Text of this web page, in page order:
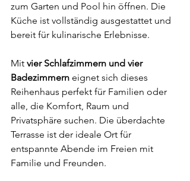
zum Garten und Pool hin öffnen. Die
Küche ist vollständig ausgestattet und
bereit für kulinarische Erlebnisse.
Mit vier Schlafzimmern und vier
Badezimmern eignet sich dieses
Reihenhaus perfekt für Familien oder
alle, die Komfort, Raum und
Privatsphäre suchen. Die überdachte
Terrasse ist der ideale Ort für
entspannte Abende im Freien mit
Familie und Freunden.